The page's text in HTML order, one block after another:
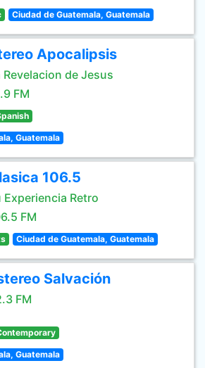
Ciudad de Guatemala, Guatemala
Apocalipsis
Revelacion de Jesus
FM
Guatemala
106.5
Experiencia Retro
FM
Ciudad de Guatemala, Guatemala
Salvación
FM
Guatemala